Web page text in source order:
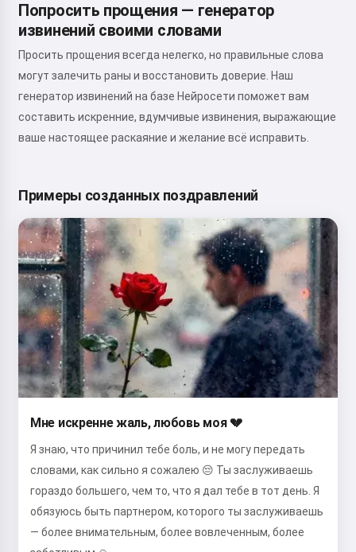
Попросить прощения — генератор
извинений своими словами
Просить прощения всегда нелегко, но правильные слова
могут залечить раны и восстановить доверие. Наш
генератор извинений на базе Нейросети поможет вам
составить искренние, вдумчивые извинения, выражающие
ваше настоящее раскаяние и желание всё исправить.
Примеры созданных поздравлений
Мне искренне жаль, любовь моя 💔
Я знаю, что причинил тебе боль, и не могу передать
словами, как сильно я сожалею 😔 Ты заслуживаешь
гораздо большего, чем то, что я дал тебе в тот день. Я
обязуюсь быть партнером, которого ты заслуживаешь
— более внимательным, более вовлеченным, более